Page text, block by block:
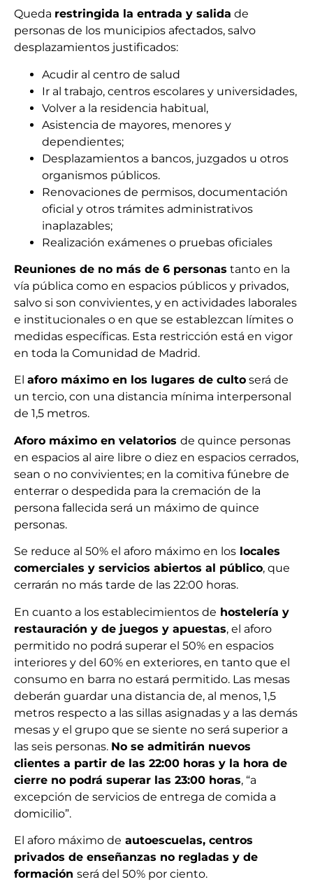
Queda restringida la entrada y salida de
personas de los municipios afectados, salvo
desplazamientos justificados:
Acudir al centro de salud
Ir al trabajo, centros escolares y universidades,
Volver a la residencia habitual,
Asistencia de mayores, menores y
dependientes;
Desplazamientos a bancos, juzgados u otros
organismos públicos.
Renovaciones de permisos, documentación
oficial y otros trámites administrativos
inaplazables;
Realización exámenes o pruebas oficiales
Reuniones de no más de 6 personas tanto en la
vía pública como en espacios públicos y privados,
salvo si son convivientes, y en actividades laborales
e institucionales o en que se establezcan límites o
medidas específicas. Esta restricción está en vigor
en toda la Comunidad de Madrid.
El aforo máximo en los lugares de culto será de
un tercio, con una distancia mínima interpersonal
de 1,5 metros.
Aforo máximo en velatorios de quince personas
en espacios al aire libre o diez en espacios cerrados,
sean o no convivientes; en la comitiva fúnebre de
enterrar o despedida para la cremación de la
persona fallecida será un máximo de quince
personas.
Se reduce al 50% el aforo máximo en los locales
comerciales y servicios abiertos al público, que
cerrarán no más tarde de las 22:00 horas.
En cuanto a los establecimientos de hostelería y
restauración y de juegos y apuestas, el aforo
permitido no podrá superar el 50% en espacios
interiores y del 60% en exteriores, en tanto que el
consumo en barra no estará permitido. Las mesas
deberán guardar una distancia de, al menos, 1,5
metros respecto a las sillas asignadas y a las demás
mesas y el grupo que se siente no será superior a
las seis personas. No se admitirán nuevos
clientes a partir de las 22:00 horas y la hora de
cierre no podrá superar las 23:00 horas, “a
excepción de servicios de entrega de comida a
domicilio”.
El aforo máximo de autoescuelas, centros
privados de enseñanzas no regladas y de
formación será del 50% por ciento.